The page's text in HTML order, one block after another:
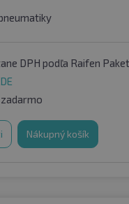
DPH podľa Raifen
Nákupný košík